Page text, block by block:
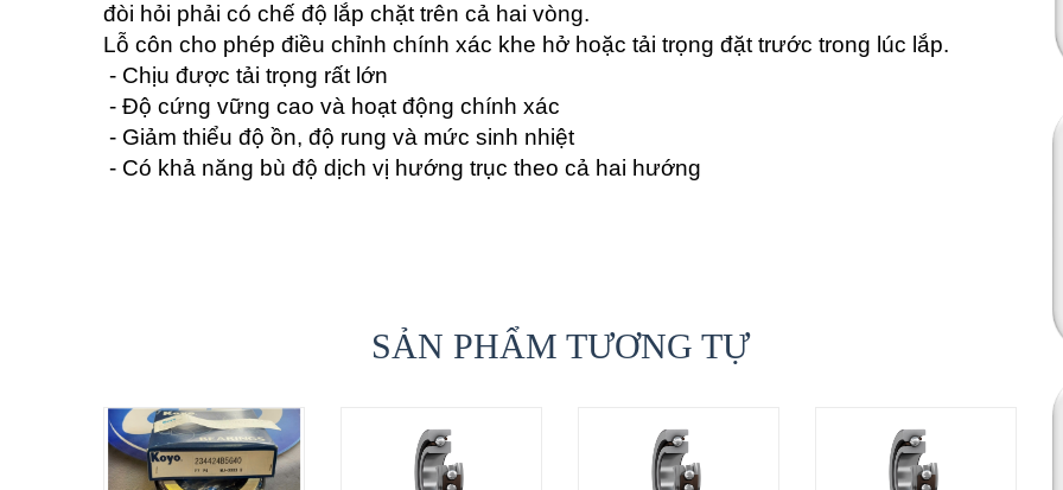
đòi hỏi phải có chế độ lắp chặt trên cả hai vòng.
Lỗ côn cho phép điều chỉnh chính xác khe hở hoặc tải trọng đặt trước trong lúc lắp.
- Chịu được tải trọng rất lớn
- Độ cứng vững cao và hoạt động chính xác
- Giảm thiểu độ ồn, độ rung và mức sinh nhiệt
- Có khả năng bù độ dịch vị hướng trục theo cả hai hướng
SẢN PHẨM TƯƠNG TỰ